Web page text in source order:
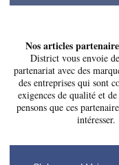
Nos articles
District vous envoie
partenariat avec des
des entreprises qui sont
exigences de qualité et
pensons que ces
intéresser.